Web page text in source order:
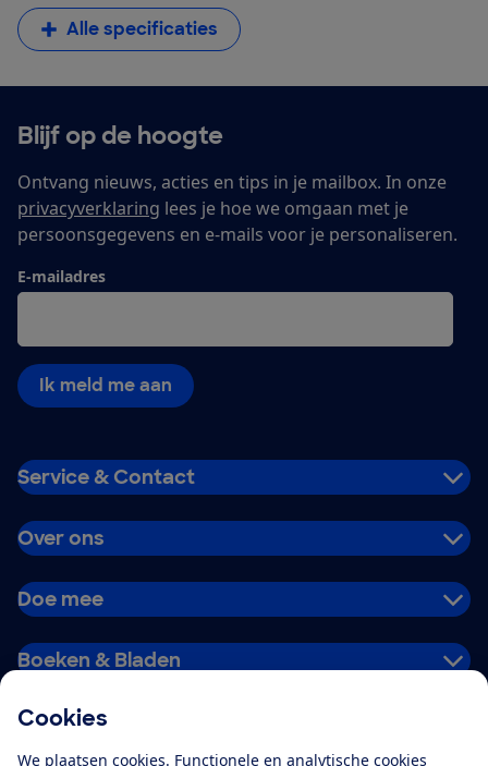
Cookies
We plaatsen cookies. Functionele en analytische cookies
Alle specificaties
Blijf op de hoogte
Ontvang nieuws, acties en tips in je mailbox. In onze
privacyverklaring lees je hoe we omgaan met je
persoonsgegevens en e-mails voor je personaliseren.
E-mailadres
Ik meld me aan
Service & Contact
Over ons
Doe mee
Boeken & Bladen